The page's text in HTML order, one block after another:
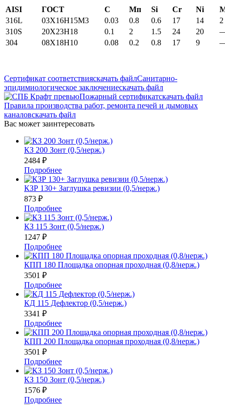
AISI ГОСТ С Мп Si Cr Ni
316L
03X16H15M3 0.03 0.8 0.6 17 14
2
310S
20Х23Н18 0.1 2 1.5 24 20
304
08Х18Н10 0.08 0.2 0.8 17 9
Сертификат соответствияскачать файлСанитарно-
эпидимиологическое заключениескачать файл
Пожарный сертификатскачать файл
Правила производства работ, ремонта печей и дымовых
каналовскачать файл
Вас может заинтересовать
КЗ 200 Зонт (0,5/нерж.)
2484 ₽
Подробнее
КЗР 130+ Заглушка ревизии (0,5/нерж.)
873 ₽
Подробнее
КЗ 115 Зонт (0,5/нерж.)
1247 ₽
Подробнее
КПП 180 Площадка опорная проходная (0,8/нерж.)
3501 ₽
Подробнее
КД 115 Дефлектор (0,5/нерж.)
3341 ₽
Подробнее
КПП 200 Площадка опорная проходная (0,8/нерж.)
3501 ₽
Подробнее
КЗ 150 Зонт (0,5/нерж.)
1576 ₽
Подробнее